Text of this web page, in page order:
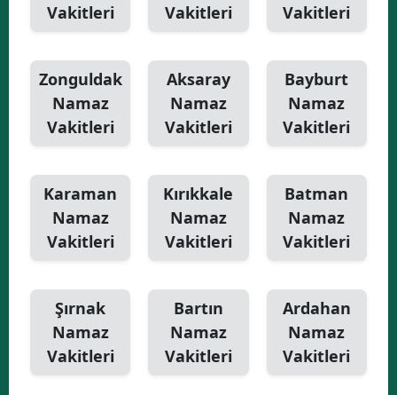
Vakitleri
Vakitleri
Vakitleri
Zonguldak
Namaz
Vakitleri
Aksaray
Namaz
Vakitleri
Bayburt
Namaz
Vakitleri
Karaman
Namaz
Vakitleri
Kırıkkale
Namaz
Vakitleri
Batman
Namaz
Vakitleri
Şırnak
Namaz
Vakitleri
Bartın
Namaz
Vakitleri
Ardahan
Namaz
Vakitleri